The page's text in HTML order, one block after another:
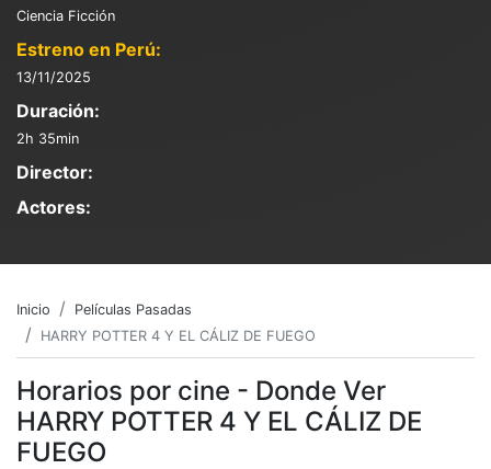
Ciencia Ficción
Estreno en Perú:
13/11/2025
Duración:
2h 35min
Director:
Actores:
Inicio
Películas Pasadas
HARRY POTTER 4 Y EL CÁLIZ DE FUEGO
Horarios por cine - Donde Ver
HARRY POTTER 4 Y EL CÁLIZ DE
FUEGO